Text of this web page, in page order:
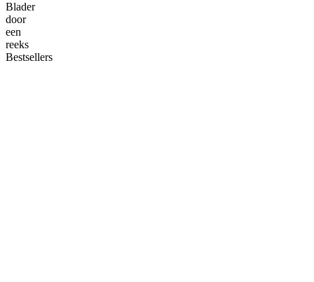
Blader
door
een
reeks
Bestsellers